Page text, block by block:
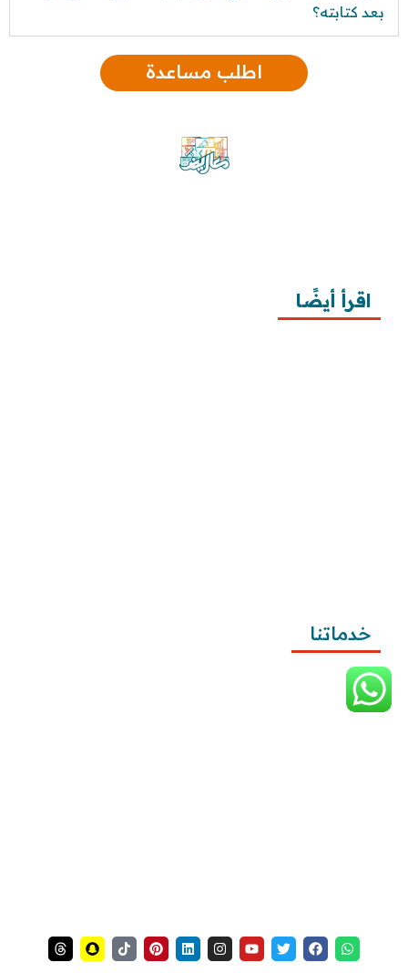
بعد كتابته؟
اطلب مساعدة
اقرأ أيضًا
خدماتنا
كتابة المعاريض
كتابة الخطابات